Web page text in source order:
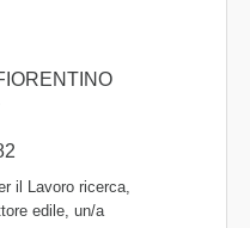
sui mangani per
il Lavoro ricerca,
edile, un/a